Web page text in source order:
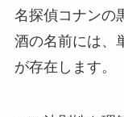
名探偵コナンの
酒の名前には、
が存在します。